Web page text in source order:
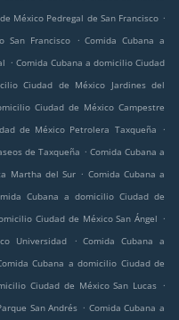
México Pedregal de San Francisco .
San Francisco
. Comida Cubana a
. Comida Cubana a domicilio Ciudad
Ciudad de México Jardines del
Ciudad de México Campestre
de México Petrolera Taxqueña
.
de Taxqueña . Comida Cubana a
Martha del Sur . Comida Cubana a
Cubana a domicilio Ciudad de
Ciudad de México San Ángel .
Universidad
. Comida Cubana a
Cubana a domicilio Ciudad de
Ciudad de México San Lucas .
San Andrés . Comida Cubana a